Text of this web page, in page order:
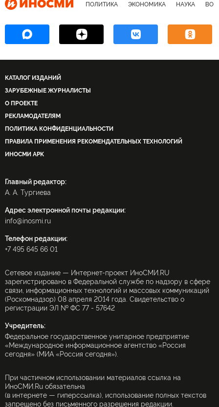
ПОЛИТИКА ЭКОНОМИКА НАУКА
КАТАЛОГ ИЗДАНИЙ
ЗАРУБЕЖНЫЕ ЖУРНАЛИСТЫ
О ПРОЕКТЕ
РЕКЛАМОДАТЕЛЯМ
ПОЛИТИКА КОНФИДЕНЦИАЛЬНОСТИ
ПРАВИЛА ПРИМЕНЕНИЯ РЕКОМЕНДАТЕЛЬНЫХ ТЕХНОЛОГИЙ
ИНОСМИ APK
Главный редактор:
А. А. Тургиева
Адрес электронной почты редакции:
info@inosmi.ru
Телефон редакции:
+7 495 645 66 01
Сетевое издание — Интернет-проект ИноСМИ.RU
зарегистрировано в Федеральной службе по надзору в сфере
связи, информационных технологий и массовых коммуникаций
(Роскомнадзор) 08 апреля 2014 года. Свидетельство о
регистрации ЭЛ № ФС 77 - 57642
Учредитель:
Федеральное государственное унитарное предприятие
«Международное информационное агентство «Россия
сегодня» (МИА «Россия сегодня»).
При частичном использовании материалов ссылка на
ИноСМИ.Ru обязательна
(в интернете — гиперссылка), использование полных текстов
запрещено без письменного разрешения редакции.